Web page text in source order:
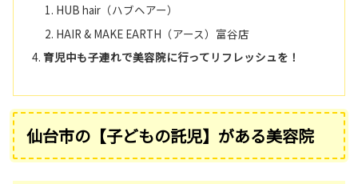
HUB hair（ハブヘアー）
HAIR & MAKE EARTH（アース）富谷店
育児中も子連れで美容院に行ってリフレッシュを！
仙台市の【子どもの託児】がある美容院